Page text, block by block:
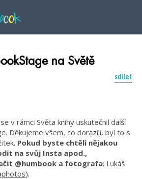
na Světě
sdílet
v rámci Světa knihy uskutečnil další
Děkujeme všem, co dorazili, byl to s
Pokud byste chtěli nějakou
na svůj Insta apod.,
@humbook a fotografa: Lukáš
).